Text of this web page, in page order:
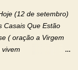
(12 de setembro)
Casais Que Estão
( oração a Virgem